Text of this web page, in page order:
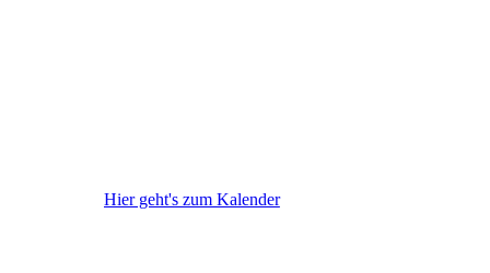
Hier geht's zum Kalender